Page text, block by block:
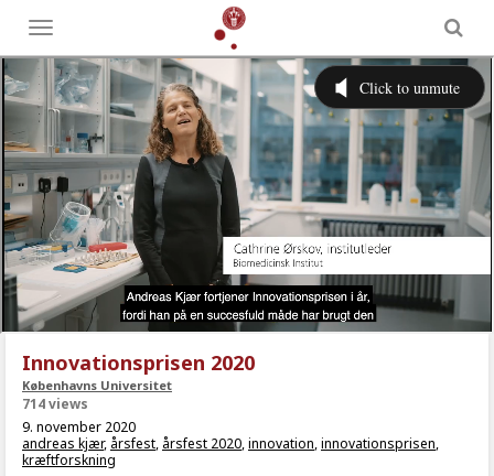
Toggle
menu
Innovationsprisen 2020
Københavns Universitet
714 views
9. november 2020
andreas kjær, årsfest, årsfest 2020,innovation,innovationsprisen,
kræftforskning